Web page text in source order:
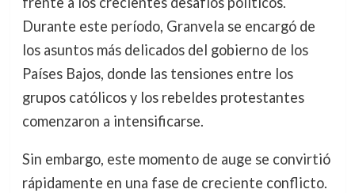
Durante este período, Granvela se encargó de
los asuntos más delicados del gobierno de los
Países Bajos, donde las tensiones entre los
grupos católicos y los rebeldes protestantes
comenzaron a intensificarse.
Sin embargo, este momento de auge se convirtió
rápidamente en una fase de creciente conflicto.